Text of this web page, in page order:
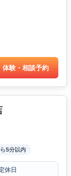
体験・相談予約
5分以内
休日